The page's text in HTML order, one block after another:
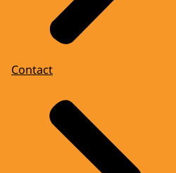
Contact